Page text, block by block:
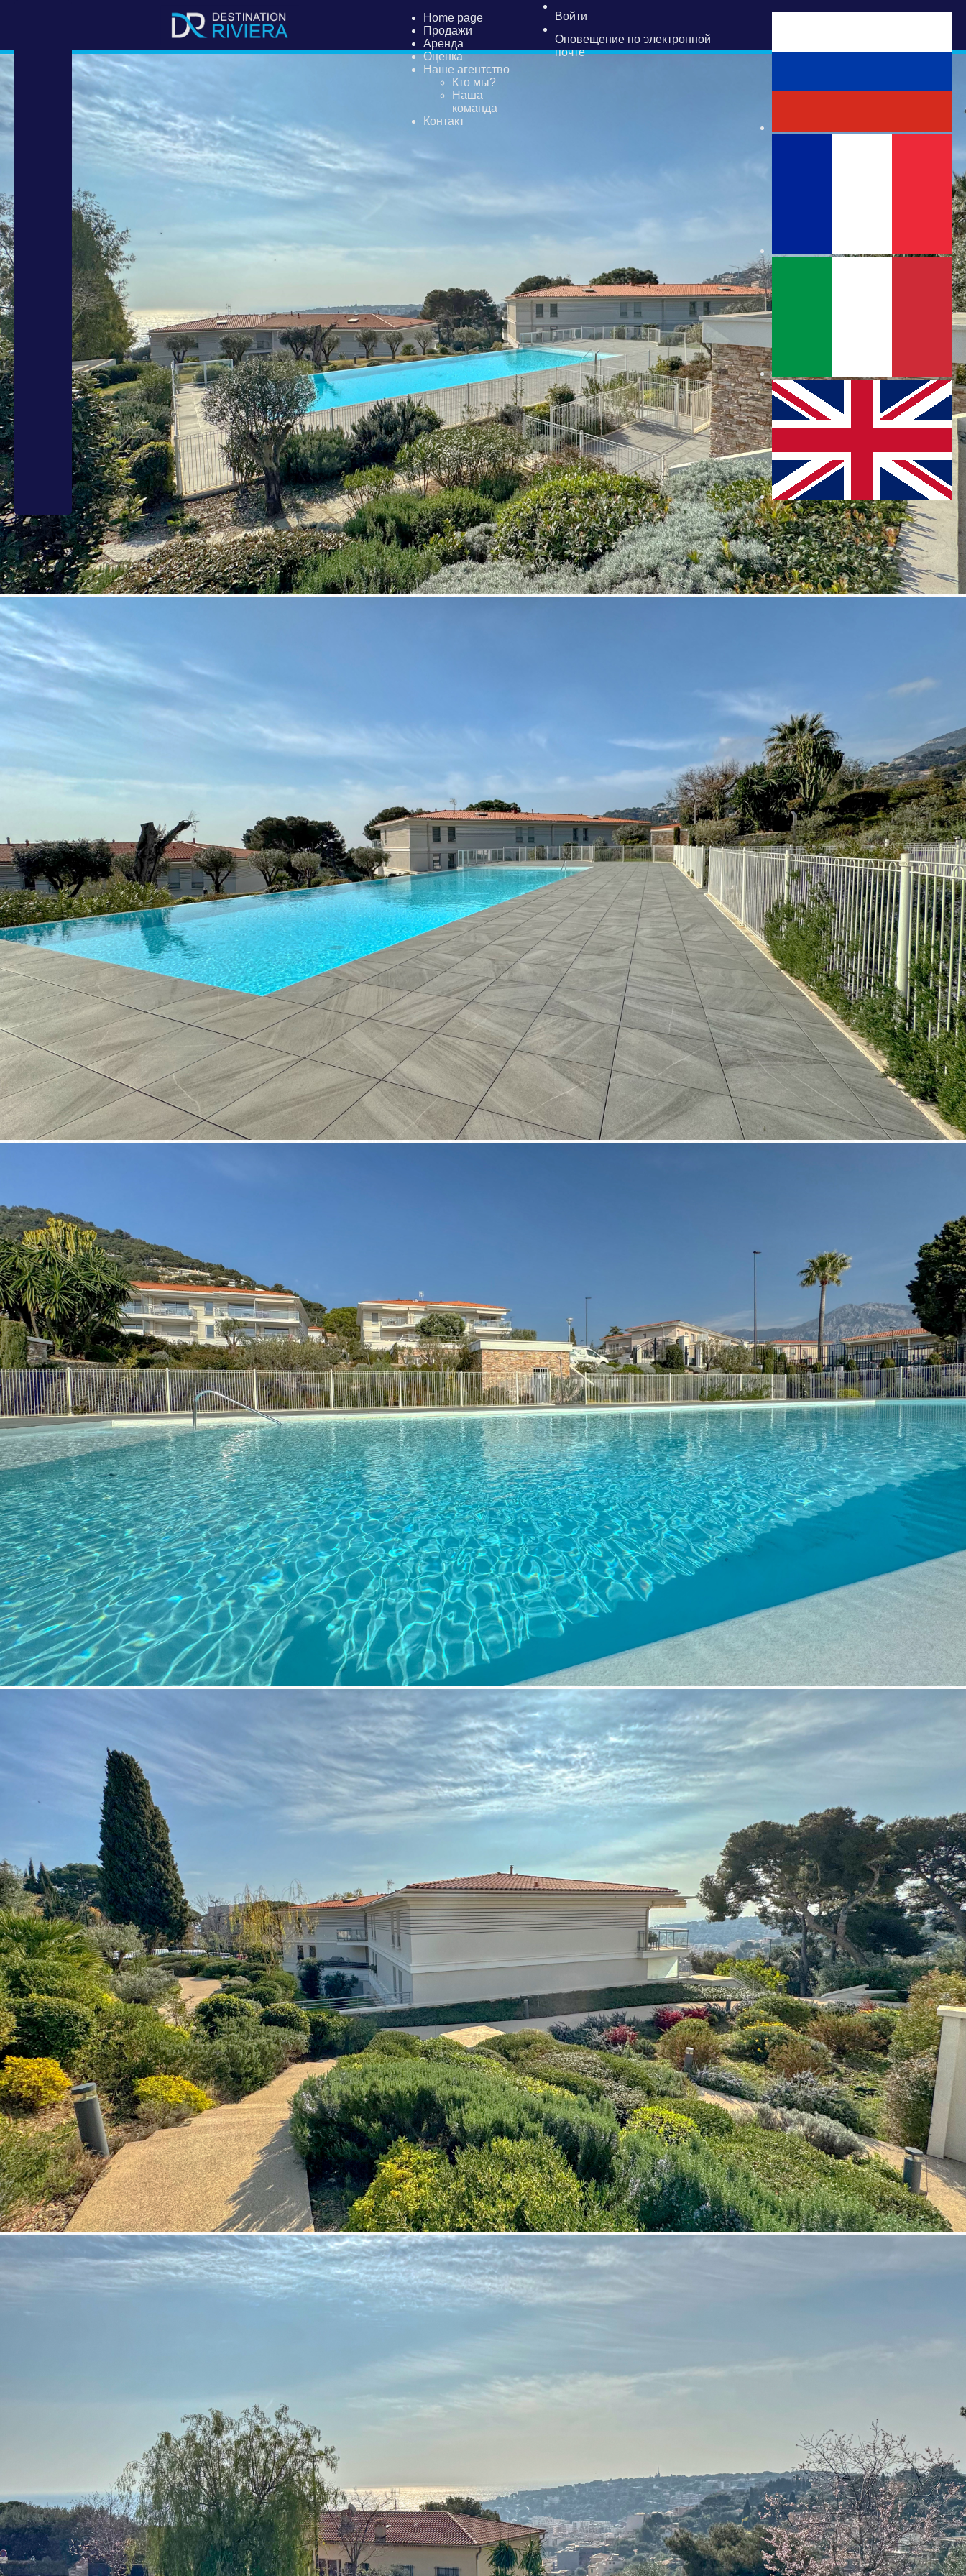
Home page
Продажи
Аренда
Оценка
Наше агентство
Кто мы?
Наша
команда
Контакт
Войти
Оповещение по электронной
почте